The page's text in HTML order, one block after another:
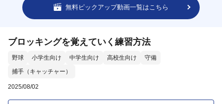
無料ピックアップ動画一覧はこちら
ブロッキングを覚えていく練習方法
野球 小学生向け 中学生向け 高校生向け
守備
捕手（キャッチャー）
2025/08/02